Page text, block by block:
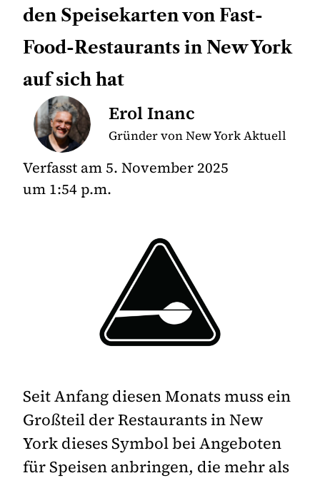
den Speisekarten von Fast-
Food-Restaurants in New York
auf sich hat
Erol Inanc
Gründer von New York Aktuell
Verfasst am 5. November 2025
um 1:54 p.m.
Seit Anfang diesen Monats muss ein
Großteil der Restaurants in New
York dieses Symbol bei Angeboten
für Speisen anbringen, die mehr als